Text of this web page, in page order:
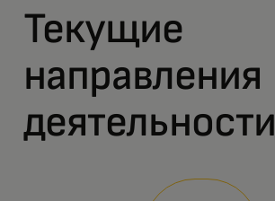
Текущие
направления
деятельности